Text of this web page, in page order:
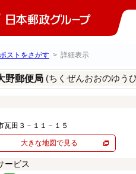
ストをさがす > 詳細表示
野郵便局 (ちくぜんおおのゆう
瓦田３－１１－１５
大きな地図で見る
ービス